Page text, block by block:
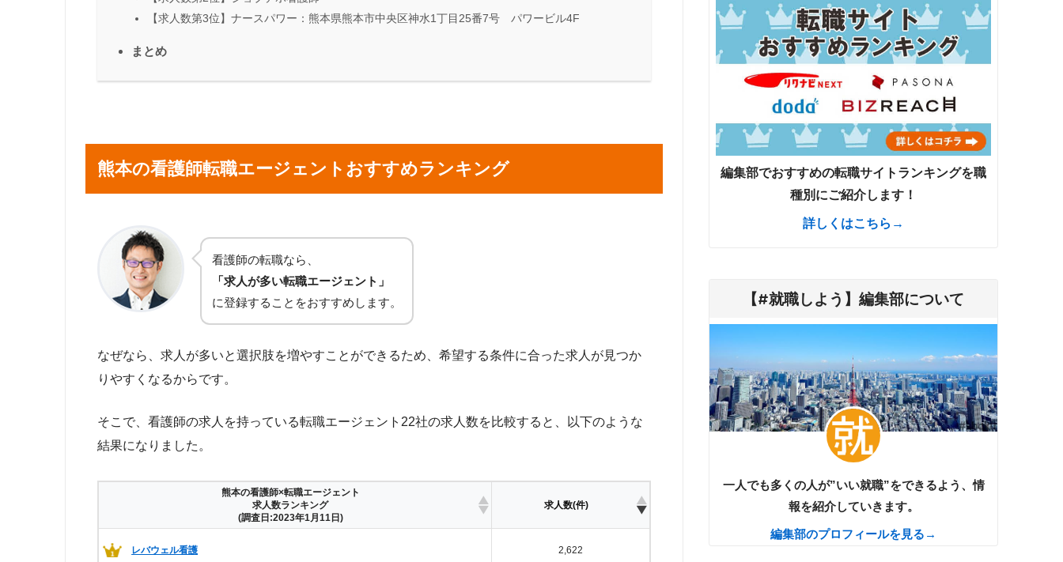
【求人数第3位】ナースパワー：熊本県熊本市中央区神水1丁目25番7号 パワービル4F
まとめ
熊本の看護師転職エージェントおすすめランキング
看護師の転職なら、
「求人が多い転職エージェント」
に登録することをおすすめします。
なぜなら、求人が多いと選択肢を増やすことができるため、希望する条件に合った求人が見つか
りやすくなるからです。
そこで、看護師の求人を持っている転職エージェント22社の求人数を比較すると、以下のような
結果になりました。
熊本の看護師×転職エージェント
求人数ランキング
(調査日:2023年1月11日)
求人数(件)
レバウェル看護 2,622
編集部でおすすめの転職サイトランキングを職
種別にご紹介します！
詳しくはこちら→
【#就職しよう】編集部について
一人でも多くの人が”いい就職”をできるよう、情
報を紹介していきます。
編集部のプロフィールを見る→